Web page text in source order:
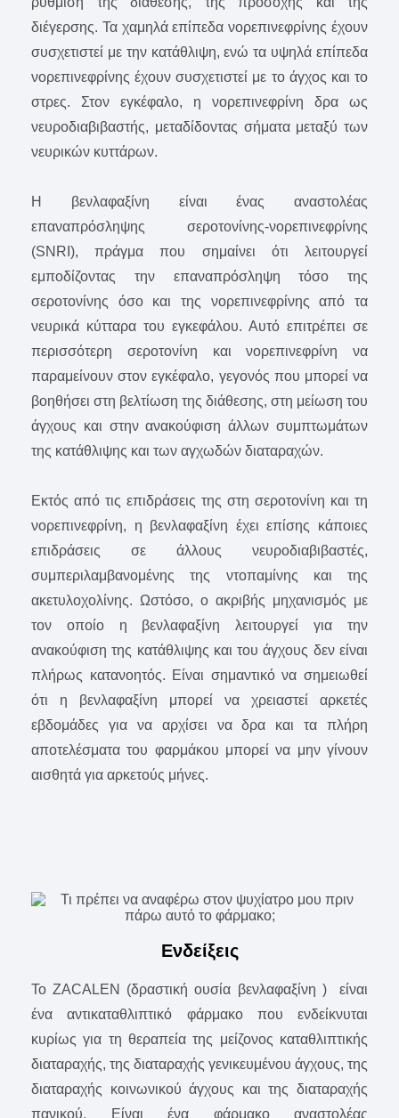
διέγερσης. Τα χαμηλά επίπεδα νορεπινεφρίνης έχουν
συσχετιστεί με την κατάθλιψη, ενώ τα υψηλά επίπεδα
νορεπινεφρίνης έχουν συσχετιστεί με το άγχος και το
στρες. Στον εγκέφαλο, η νορεπινεφρίνη δρα ως
νευροδιαβιβαστής, μεταδίδοντας σήματα μεταξύ των
νευρικών κυττάρων.
Η βενλαφαξίνη είναι ένας αναστολέας
επαναπρόσληψης σεροτονίνης-νορεπινεφρίνης
(SNRI), πράγμα που σημαίνει ότι λειτουργεί
εμποδίζοντας την επαναπρόσληψη τόσο της
σεροτονίνης όσο και της νορεπινεφρίνης από τα
νευρικά κύτταρα του εγκεφάλου. Αυτό επιτρέπει σε
περισσότερη σεροτονίνη και νορεπινεφρίνη να
παραμείνουν στον εγκέφαλο, γεγονός που μπορεί να
βοηθήσει στη βελτίωση της διάθεσης, στη μείωση του
άγχους και στην ανακούφιση άλλων συμπτωμάτων
της κατάθλιψης και των αγχωδών διαταραχών.
Εκτός από τις επιδράσεις της στη σεροτονίνη και τη
νορεπινεφρίνη, η βενλαφαξίνη έχει επίσης κάποιες
επιδράσεις σε άλλους νευροδιαβιβαστές,
συμπεριλαμβανομένης της ντοπαμίνης και της
ακετυλοχολίνης. Ωστόσο, ο ακριβής μηχανισμός με
τον οποίο η βενλαφαξίνη λειτουργεί για την
ανακούφιση της κατάθλιψης και του άγχους δεν είναι
πλήρως κατανοητός. Είναι σημαντικό να σημειωθεί
ότι η βενλαφαξίνη μπορεί να χρειαστεί αρκετές
εβδομάδες για να αρχίσει να δρα και τα πλήρη
αποτελέσματα του φαρμάκου μπορεί να μην γίνουν
αισθητά για αρκετούς μήνες.
Ενδείξεις
To ZACALEN (δραστική ουσία βενλαφαξίνη ) είναι
ένα αντικαταθλιπτικό φάρμακο που ενδείκνυται
κυρίως για τη θεραπεία της μείζονος καταθλιπτικής
διαταραχής, της διαταραχής γενικευμένου άγχους, της
διαταραχής κοινωνικού άγχους και της διαταραχής
πανικού. Είναι ένα φάρμακο αναστολέας